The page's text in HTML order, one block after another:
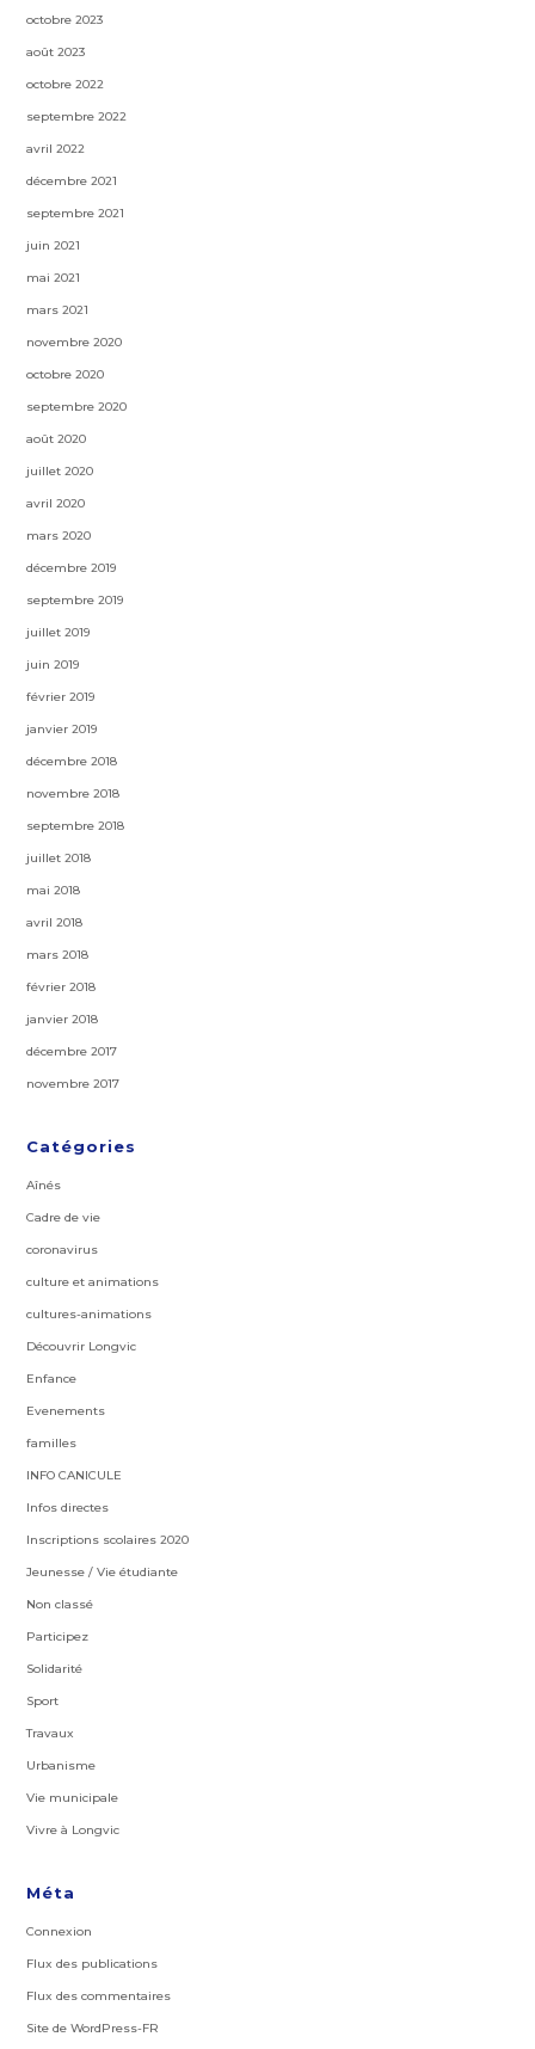
octobre 2023
août 2023
octobre 2022
septembre 2022
avril 2022
décembre 2021
septembre 2021
juin 2021
mai 2021
mars 2021
novembre 2020
octobre 2020
septembre 2020
août 2020
juillet 2020
avril 2020
mars 2020
décembre 2019
septembre 2019
juillet 2019
juin 2019
février 2019
janvier 2019
décembre 2018
novembre 2018
septembre 2018
juillet 2018
mai 2018
avril 2018
mars 2018
février 2018
janvier 2018
décembre 2017
novembre 2017
Catégories
Aînés
Cadre de vie
coronavirus
culture et animations
cultures-animations
Découvrir Longvic
Enfance
Evenements
familles
INFO CANICULE
Infos directes
Inscriptions scolaires 2020
Jeunesse / Vie étudiante
Non classé
Participez
Solidarité
Sport
Travaux
Urbanisme
Vie municipale
Vivre à Longvic
Méta
Connexion
Flux des publications
Flux des commentaires
Site de WordPress-FR